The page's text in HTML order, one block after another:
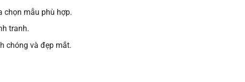
chọn mẫu phù hợp.
tranh.
chóng và đẹp mắt.